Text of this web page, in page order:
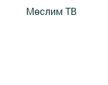
Мөслим ТВ